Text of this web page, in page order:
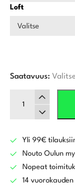
Loft
Valitse
Saatavuus:
TaylorMade
Kalea
määräYli 99€
Nouto Oulun
Nopeat
14